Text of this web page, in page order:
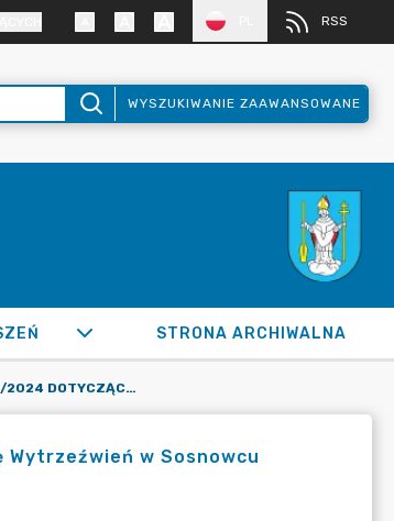
RSS
WYSZUKIWANIE ZAAWANSOWANE
STRONA ARCHIWALNA
INTERPELACJA NR 94/2024 DOTYCZĄCA PRZEKAZANIA DAROWIZNY NA IZBĘ WYTRZEŹWIEŃ W SOSNOWCU
w Sosnowcu